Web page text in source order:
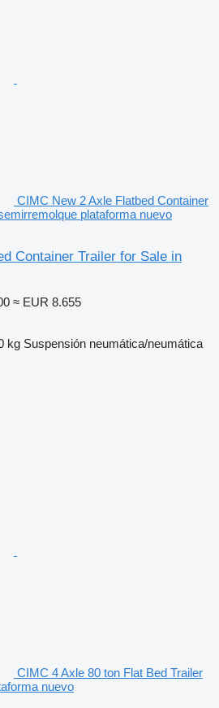
CIMC New 2 Axle Flatbed Container
plataforma nuevo
Container Trailer for Sale in
≈ EUR 8.655
kg Suspensión neumática/neumática
CIMC 4 Axle 80 ton Flat Bed Trailer
nuevo